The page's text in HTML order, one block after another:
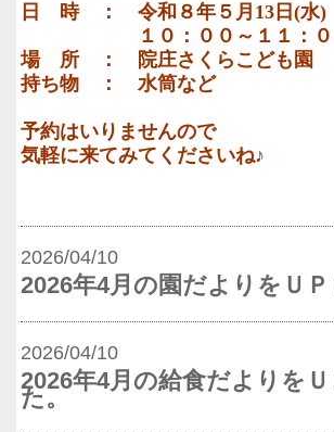
日 時 ： 令和８年５月13日(水)
１０：００～１１：０
場 所 ： 院庄さくらこども園
持ち物 ： 水筒など
予約はいりませんので
気軽に来てみてくださいね♪
2026/04/10
2026年4月の園だよりをＵＰ
2026/04/10
2026年4月の給食だよりを
た。